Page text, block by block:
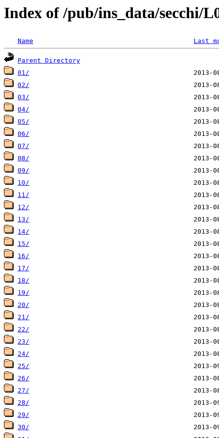
Index of /pub/ins_data/secchi/
Name Last
Parent Directory
01/
02/
03/
04/
05/
06/
07/
08/
09/
10/
11/
12/
13/
14/
15/
16/
17/
18/
19/
20/
21/
22/
23/
24/
25/
26/
27/
28/
29/
30/